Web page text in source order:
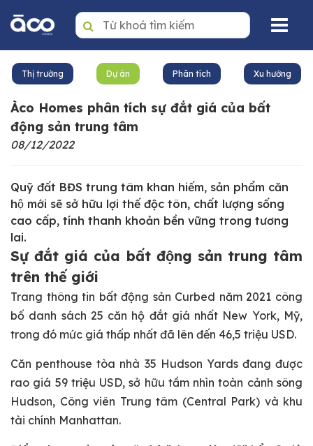
Trang nhất
Thuê
Dự án
Văn phòng
Tin tức
Giới thiệu
Dịch vụ quản lý BĐS
Liên hệ
Hotline: 0911 832 832
Thị trường Dự án Phân tích Xu hướng
Àco Homes phân tích sự đắt giá của bất
động sản trung tâm
08/12/2022
Quỹ đất BĐS trung tâm khan hiếm, sản phẩm căn
hộ mới sẽ sở hữu lợi thế độc tôn, chất lượng sống
cao cấp, tính thanh khoản bền vững trong tương
lai.
Sự đắt giá của bất động sản trung tâm
trên thế giới
Trang thông tin bất động sản Curbed năm 2021 công
bố danh sách 25 căn hộ đắt giá nhất New York, Mỹ,
trong đó mức giá thấp nhất đã lên đến 46,5 triệu USD.
Căn penthouse tòa nhà 35 Hudson Yards đang được
rao giá 59 triệu USD, sở hữu tầm nhìn toàn cảnh sông
Hudson, Công viên Trung tâm (Central Park) và khu
tài chính Manhattan.